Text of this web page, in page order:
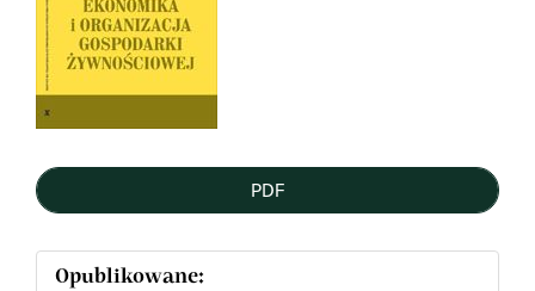
PDF
Opublikowane: